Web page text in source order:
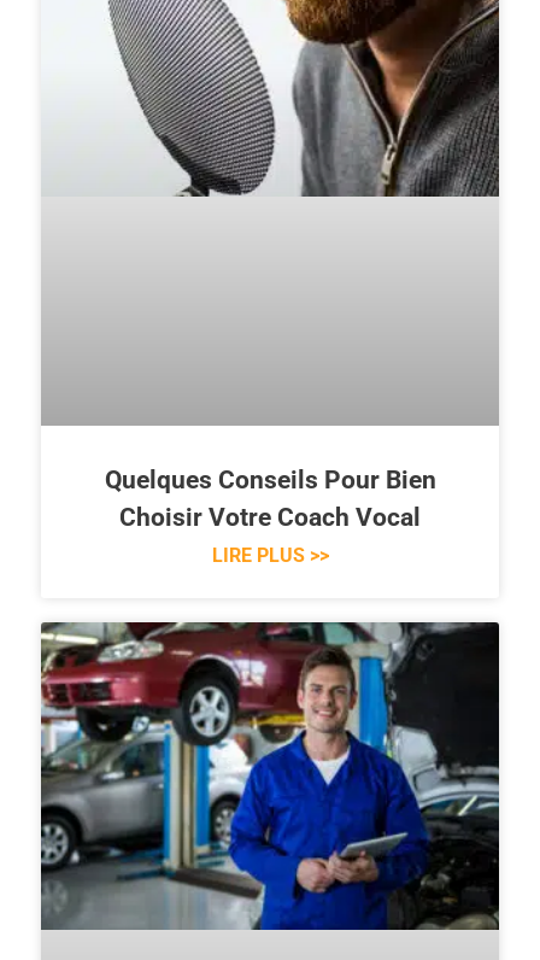
Quelques Conseils Pour Bien
Choisir Votre Coach Vocal
LIRE PLUS >>